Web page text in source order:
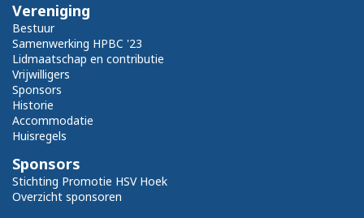
Vereniging
Bestuur
Samenwerking HPBC '23
Lidmaatschap en contributie
Vrijwilligers
Sponsors
Historie
Accommodatie
Huisregels
Sponsors
Stichting Promotie HSV Hoek
Overzicht sponsoren